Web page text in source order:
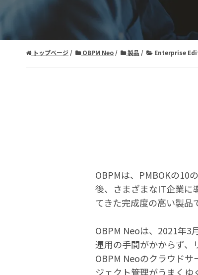
トップページ OBPM Neo 製品 Enterprise
OBPMは、PMBOKの10
後、さまざまなIT企業に
てきた完成度の高い製品
OBPM Neoは、2021年3
運用の手間がかからず、
OBPM Neoのクラウド
ジェクト管理がうまくゆ